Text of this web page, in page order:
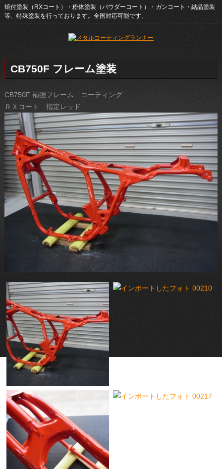
焼付塗装（RXコート）・粉体塗装（パウダーコート）・ガンコート・結晶塗装
等、特殊塗装を行っております。全国対応可能です。
CB750F フレーム塗装
CB750F 補強フレーム コーティング
ＲＸコート 指定レッド